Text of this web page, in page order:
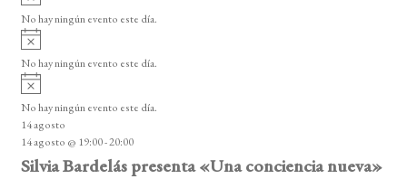
o
v
i
o
No hay ningún evento este día.
A
v
i
o
No hay ningún evento este día.
A
v
i
s
o
No hay ningún evento este día.
14 agosto
14 agosto @ 19:00-20:00
Silvia Bardelás presenta «Una conciencia nueva»